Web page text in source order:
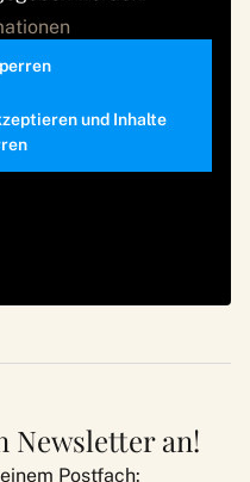
und Inhalte
Newsletter an!
Postfach: